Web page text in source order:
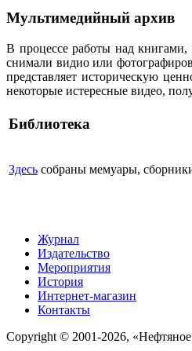
Мультимедийный архив
В процессе работы над книгами,
снимали видио или
представляет историческую
некоторые истересные видео,
Библиотека
Здесь собраны мемуары,
Журнал
Издательство
Мероприятия
История
Интернет-магазин
Контакты
Copyright © 2001-2026, «Нефтяное